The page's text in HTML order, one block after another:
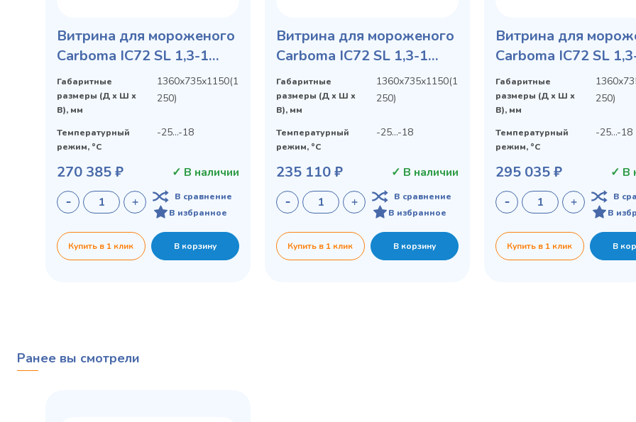
Витрина для мороженого
Carboma IC72 SL 1,3-1
брендирование
фронтальной панели
Габаритные
размеры (Д х Ш х
В), мм
1360х735х1150(1
250)
Температурный
режим, °C
-25...-18
270 385 ₽ ✓ В наличии
В сравнение
В избранное
Купить в 1 клик В корзину
Витрина для мороженого
Carboma IC72 SL 1,3-1
9003
Габаритные
размеры (Д х Ш х
В), мм
1360х735х1150(1
250)
Температурный
режим, °C
-25...-18
235 110 ₽ ✓ В наличии
В сравнение
В избранное
Купить в 1 клик В корзину
Витрина для
Carboma IC72 SL
индивидуальное
исполнение
Габаритные
размеры (Д х Ш х
В), мм
250)
Температурный
режим, °C
-25...-18
295 035 ₽ ✓ В
В
В
Купить в 1 клик В
Ранее вы смотрели